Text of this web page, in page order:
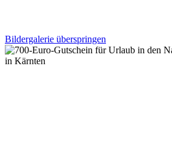
Bildergalerie überspringen